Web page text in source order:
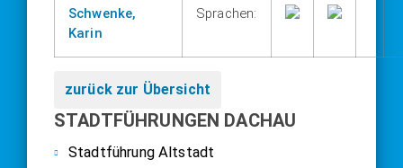
Schwenke,
Karin
Sprachen:
zurück zur Übersicht
STADTFÜHRUNGEN DACHAU
Stadtführung Altstadt